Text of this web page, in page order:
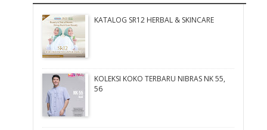
KATALOG SR12 HERBAL & SKINCARE
KOLEKSI KOKO TERBARU NIBRAS NK 55,
56